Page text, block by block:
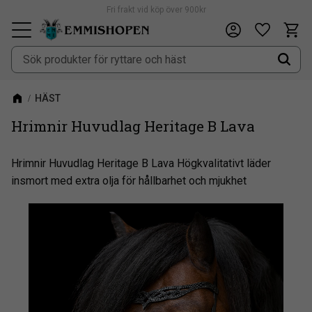
Meny
Fri frakt vid köp över 900kr
HÄST
Hrimnir Huvudlag Heritage B Lava
Hrimnir Huvudlag Heritage B Lava Högkvalitativt läder
insmort med extra olja för hållbarhet och mjukhet